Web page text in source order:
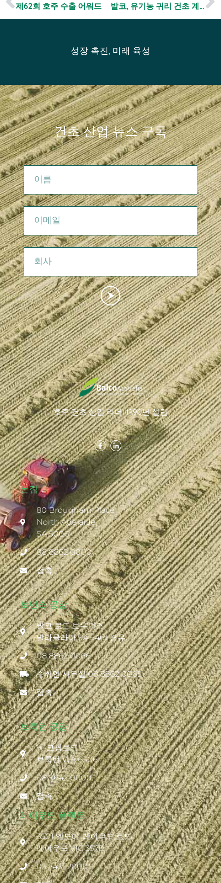
제62회 호주 수출 어워드 발코, 유기농 귀리 건초 계약 체결
성장 촉진, 미래 육성
건초 산업 뉴스 구독
이름
이메일
회사
호주 건초 산업 리더. 1990년 설립
본점
80 Brougham Place
North Adelaide
SA 5006
08 8862 0000
접촉
보먼스 공장
발코 로드 보우먼스
발라클라바 SA 5461 경유
08 8862 0066
수취인 사무실 08 8862 0065
접촉
브룩턴 공장
91 코핑로드
브룩턴 WA 6306
08 9642 0000
접촉
레이우드 플랜트
3501 엘모어-레이우드 로드
레이우드 VIC 3570
03 5431 2000